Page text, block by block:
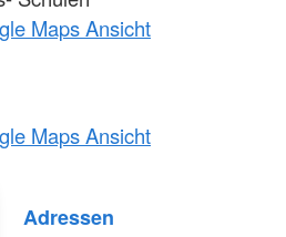
Maps Ansicht
Maps Ansicht
Adressen